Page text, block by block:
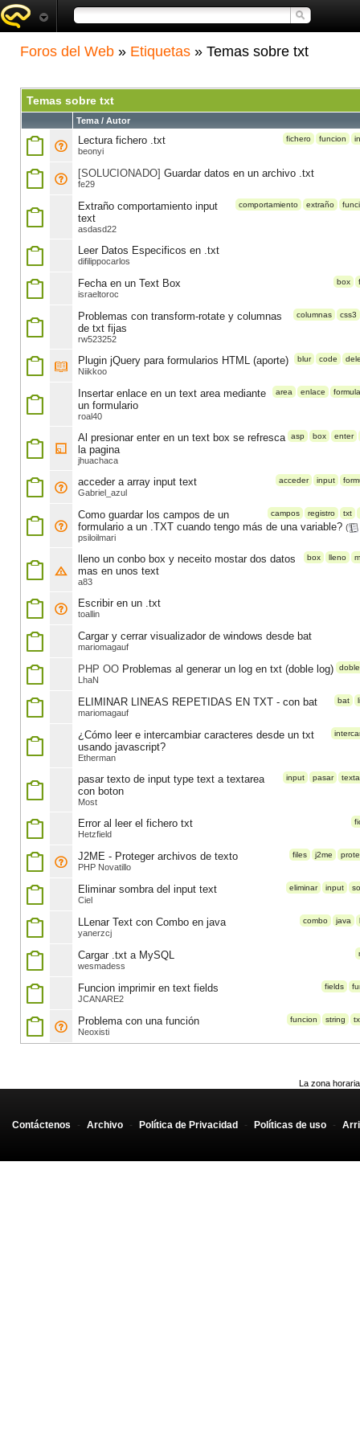
Foros del Web » Etiquetas » Temas sobre txt
Temas sobre txt
Tema / Autor
fichero funcion
Lectura fichero .txt
beonyi
[SOLUCIONADO] Guardar datos en un archivo .txt
fe29
comportamiento extraño
Extraño comportamiento input
text
asdasd22
Leer Datos Especificos en .txt
difilippocarlos
box
Fecha en un Text Box
israeltoroc
columnas css3
Problemas con transform-rotate y columnas
de txt fijas
rw523252
blur code
Plugin jQuery para formularios HTML (aporte)
Niikkoo
area enlace
Insertar enlace en un text area mediante
un formulario
roal40
asp box enter
Al presionar enter en un text box se refresca
la pagina
jhuachaca
acceder input
acceder a array input text
Gabriel_azul
campos registro txt
Como guardar los campos de un
formulario a un .TXT cuando tengo más de una variable? (
psiloilmari
box lleno
lleno un conbo box y neceito mostar dos datos
mas en unos text
a83
Escribir en un .txt
toallin
Cargar y cerrar visualizador de windows desde bat
mariomagauf
doble
PHP OO Problemas al generar un log en txt (doble log)
LhaN
bat
ELIMINAR LINEAS REPETIDAS EN TXT - con bat
mariomagauf
¿Cómo leer e intercambiar caracteres desde un txt
usando javascript?
Etherman
input pasar
pasar texto de input type text a textarea
con boton
Most
Error al leer el fichero txt
Hetzfield
files j2me
J2ME - Proteger archivos de texto
PHP Novatillo
eliminar input
Eliminar sombra del input text
Ciel
combo java
LLenar Text con Combo en java
yanerzcj
Cargar .txt a MySQL
wesmadess
fields
Funcion imprimir en text fields
JCANARE2
funcion string
Problema con una función
Neoxisti
La zona
Contáctenos - Archivo - Política de Privacidad - Políticas de uso -